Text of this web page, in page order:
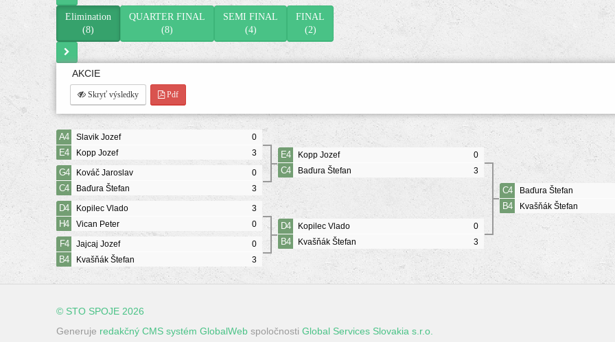
Elimination
(8)
QUARTER FINAL
(8)
SEMI FINAL
(4)
FINAL
(2)
AKCIE
Skryť výsledky Pdf
A4 0
Slavik Jozef
E4 3
Kopp Jozef
G4 0
Kováč Jaroslav
C4 3
Baďura Štefan
D4 3
Kopilec Vlado
H4 0
Vican Peter
F4 0
Jajcaj Jozef
B4 3
Kvašňák Štefan
E4 0
Kopp Jozef
C4 3
Baďura Štefan
D4 0
Kopilec Vlado
B4 3
Kvašňák Štefan
C4 Baďura Štefan
B4 Kvašňák Štefan
© STO SPOJE 2026
Generuje redakčný CMS systém GlobalWeb spoločnosti Global Services Slovakia s.r.o.